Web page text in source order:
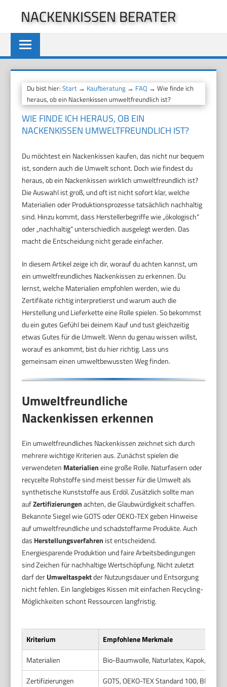
springen
NACKENKISSEN BERATER
Du bist hier:Start → Kaufberatung → FAQ → Wie finde ich
heraus, ob ein Nackenkissen umweltfreundlich ist?
WIE FINDE ICH HERAUS, OB EIN
NACKENKISSEN UMWELTFREUNDLICH IST?
Du möchtest ein Nackenkissen kaufen, das nicht nur bequem
ist, sondern auch die Umwelt schont. Doch wie findest du
heraus, ob ein Nackenkissen wirklich umweltfreundlich ist?
Die Auswahl ist groß, und oft ist nicht sofort klar, welche
Materialien oder Produktionsprozesse tatsächlich nachhaltig
sind. Hinzu kommt, dass Herstellerbegriffe wie „ökologisch“
oder „nachhaltig“ unterschiedlich ausgelegt werden. Das
macht die Entscheidung nicht gerade einfacher.
In diesem Artikel zeige ich dir, worauf du achten kannst, um
ein umweltfreundliches Nackenkissen zu erkennen. Du
lernst, welche Materialien empfohlen werden, wie du
Zertifikate richtig interpretierst und warum auch die
Herstellung und Lieferkette eine Rolle spielen. So bekommst
du ein gutes Gefühl bei deinem Kauf und tust gleichzeitig
etwas Gutes für die Umwelt. Wenn du genau wissen willst,
worauf es ankommt, bist du hier richtig. Lass uns
gemeinsam einen umweltbewussten Weg finden.
Umweltfreundliche
Nackenkissen erkennen
Ein umweltfreundliches Nackenkissen zeichnet sich durch
mehrere wichtige Kriterien aus. Zunächst spielen die
verwendeten Materialieneine große Rolle. Naturfasern oder
recycelte Rohstoffe sind meist besser für die Umwelt als
synthetische Kunststoffe aus Erdöl. Zusätzlich sollte man
aufZertifizierungenachten, die Glaubwürdigkeit schaffen.
Bekannte Siegel wie GOTS oder OEKO-TEX geben Hinweise
auf umweltfreundliche und schadstoffarme Produkte. Auch
das Herstellungsverfahren ist entscheidend.
Energiesparende Produktion und faire Arbeitsbedingungen
sind Zeichen für nachhaltige Wertschöpfung. Nicht zuletzt
darf derUmweltaspektder Nutzungsdauer und Entsorgung
nicht fehlen. Ein langlebiges Kissen mit einfachen Recycling-
Möglichkeiten schont Ressourcen langfristig.
Kriterium
Empfohlene Merkmale
Materialien
Bio-Baumwolle, Naturlatex, Kapok,
Zertifizierungen
GOTS, OEKO-TEX Standard 100, Blauer